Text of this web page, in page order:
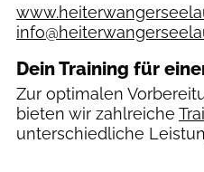
Dein Training für
Zur optimalen
bieten wir zahlreiche
unterschiedliche